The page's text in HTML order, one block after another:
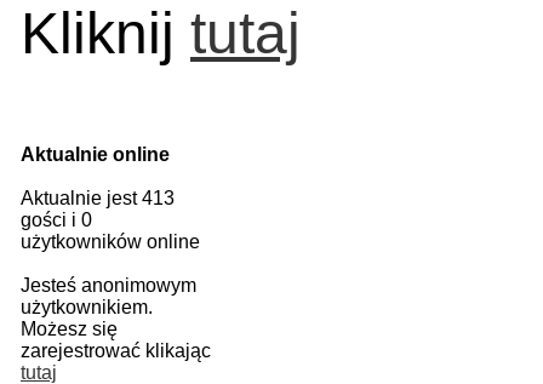
Kliknij tutaj
Aktualnie online
Aktualnie jest 413
gości i 0
użytkowników online
Jesteś anonimowym
użytkownikiem.
Możesz się
zarejestrować klikając
tutaj